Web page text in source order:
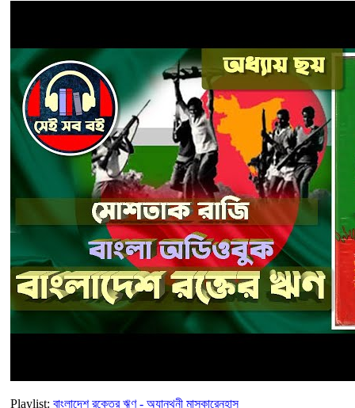
Playlist: বাংলাদেশ রক্তের ঋণ - অ্যান্থনী মাসকারেনহাস